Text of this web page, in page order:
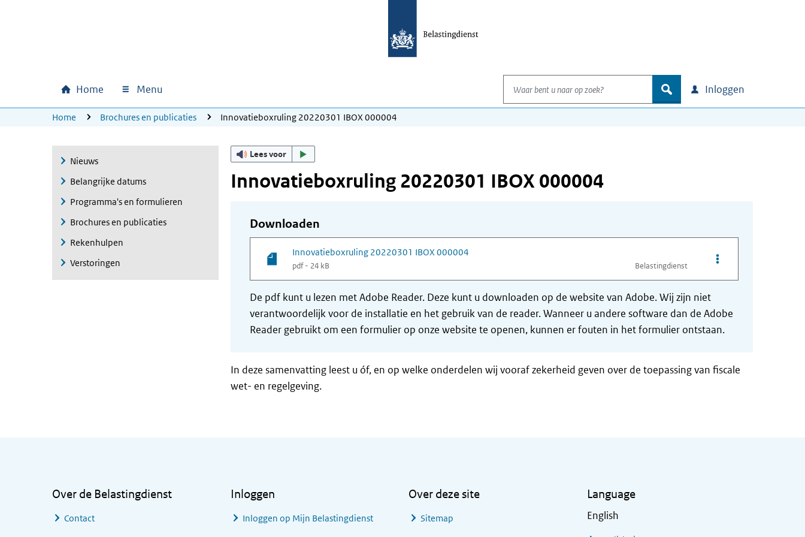
Hoofdnavigatie
Home Menu
Waar bent u naar op zoek?
zoek Inloggen
U bevindt zich hier:
Home Brochures en publicaties Innovatieboxruling 20220301 IBOX 000004
Nieuws
Belangrijke datums
Programma's en formulieren
Brochures en publicaties
Rekenhulpen
Verstoringen
Lees voor
Innovatieboxruling 20220301 IBOX 000004
Downloaden
Innovatieboxruling 20220301 IBOX 000004
pdf - 24 kB Belastingdienst
Opties van bestand
De pdf kunt u lezen met Adobe Reader. Deze kunt u downloaden op de website van Adobe. Wij zijn niet
verantwoordelijk voor de installatie en het gebruik van de reader. Wanneer u andere software dan de Adobe
Reader gebruikt om een formulier op onze website te openen, kunnen er fouten in het formulier ontstaan.
In deze samenvatting leest u óf, en op welke onderdelen wij vooraf zekerheid geven over de toepassing van fiscale
wet- en regelgeving.
Over de Belastingdienst
Contact
Inloggen
Inloggen op Mijn Belastingdienst
Over deze site
Sitemap
Language
English